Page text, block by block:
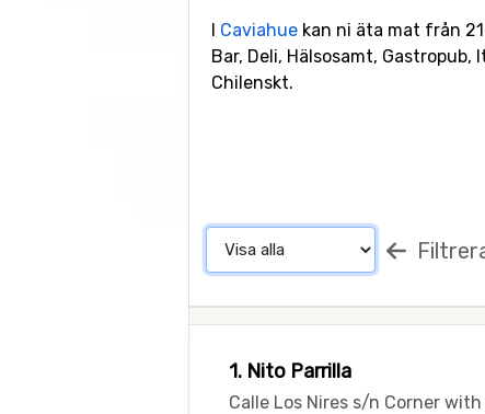
I Caviahue kan ni äta mat från
Bar, Deli, Hälsosamt,
Chilenskt.
1. Nito Parrilla
Calle Los Nires s/n Corner